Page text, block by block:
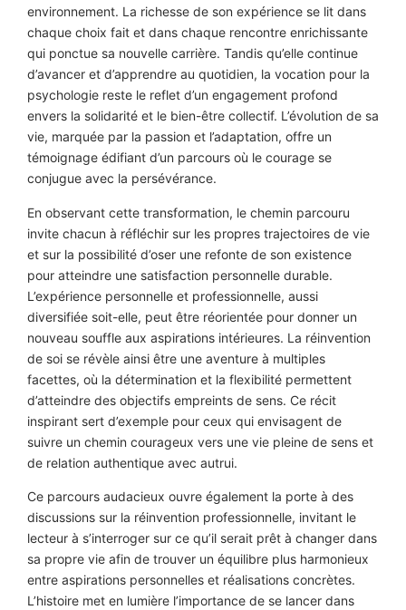
environnement. La richesse de son expérience se lit dans
chaque choix fait et dans chaque rencontre enrichissante
qui ponctue sa nouvelle carrière. Tandis qu’elle continue
d’avancer et d’apprendre au quotidien, la vocation pour la
psychologie reste le reflet d’un engagement profond
envers la solidarité et le bien-être collectif. L’évolution de sa
vie, marquée par la passion et l’adaptation, offre un
témoignage édifiant d’un parcours où le courage se
conjugue avec la persévérance.
En observant cette transformation, le chemin parcouru
invite chacun à réfléchir sur les propres trajectoires de vie
et sur la possibilité d’oser une refonte de son existence
pour atteindre une satisfaction personnelle durable.
L’expérience personnelle et professionnelle, aussi
diversifiée soit-elle, peut être réorientée pour donner un
nouveau souffle aux aspirations intérieures. La réinvention
de soi se révèle ainsi être une aventure à multiples
facettes, où la détermination et la flexibilité permettent
d’atteindre des objectifs empreints de sens. Ce récit
inspirant sert d’exemple pour ceux qui envisagent de
suivre un chemin courageux vers une vie pleine de sens et
de relation authentique avec autrui.
Ce parcours audacieux ouvre également la porte à des
discussions sur la réinvention professionnelle, invitant le
lecteur à s’interroger sur ce qu’il serait prêt à changer dans
sa propre vie afin de trouver un équilibre plus harmonieux
entre aspirations personnelles et réalisations concrètes.
L’histoire met en lumière l’importance de se lancer dans